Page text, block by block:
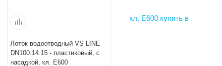
Лоток водоотводный VS LINE
DN100.14.15 - пластиковый, с
насадкой, кл. Е600